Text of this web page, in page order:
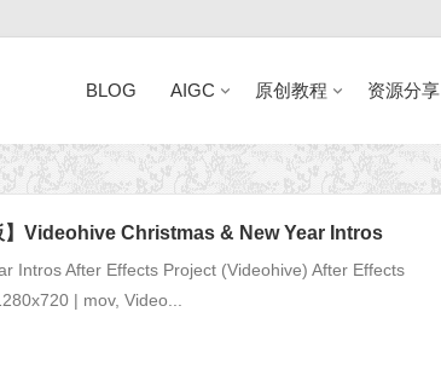
BLOG AIGC 原创教程 资源分享
】Videohive Christmas & New Year Intros
Intros After Effects Project (Videohive) After Effects
| mov, Video...
近日网站访问异常公告